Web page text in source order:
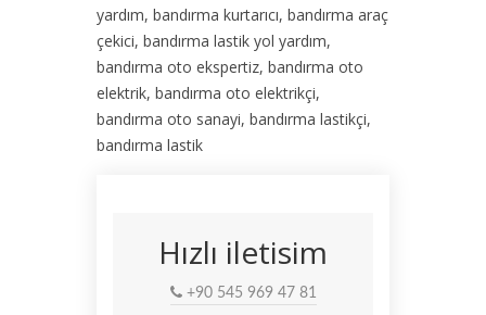
yardım, bandırma kurtarıcı, bandırma araç
çekici, bandırma lastik yol yardım,
bandırma oto ekspertiz, bandırma oto
elektrik, bandırma oto elektrikçi,
bandırma oto sanayi, bandırma lastikçi,
bandırma lastik
Hızlı iletisim
+90 545 969 47 81